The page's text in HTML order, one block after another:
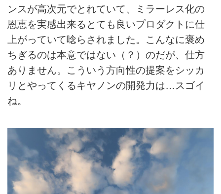
ンスが高次元でとれていて、ミラーレス化の
恩恵を実感出来るとても良いプロダクトに仕
上がっていて唸らされました。こんなに褒め
ちぎるのは本意ではない（？）のだが、仕方
ありません。こういう方向性の提案をシッカ
リとやってくるキヤノンの開発力は…スゴイ
ね。